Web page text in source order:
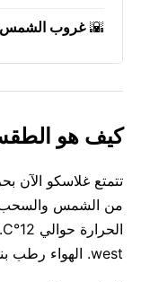
🌇غروب
كيف هو
من الشمس والسحب
west. الهواء رطب بنسبة 71%.